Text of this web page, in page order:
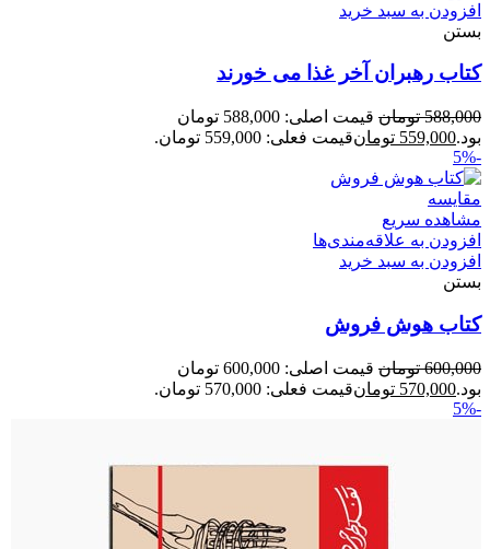
افزودن به سبد خرید
بستن
کتاب رهبران آخر غذا می خورند
588,000 تومان
قیمت اصلی: 588,000 تومان
بود.559,000 تومانقیمت فعلی: 559,000 تومان.
-5%
مقایسه
مشاهده سریع
افزودن به علاقه‌مندی‌ها
افزودن به سبد خرید
بستن
کتاب هوش فروش
600,000 تومان
قیمت اصلی: 600,000 تومان
بود.570,000 تومانقیمت فعلی: 570,000 تومان.
-5%